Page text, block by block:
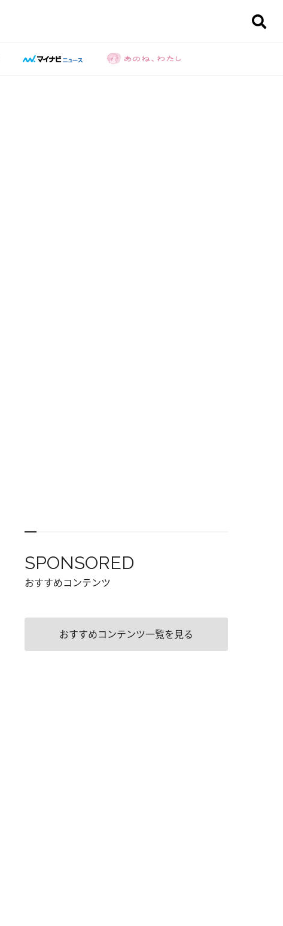
SPONSORED
おすすめコンテンツ
おすすめコンテンツ一覧を見る